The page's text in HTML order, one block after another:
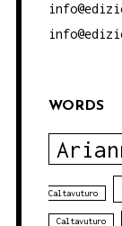
WORDS
Caltavuturo
Caltavuturo